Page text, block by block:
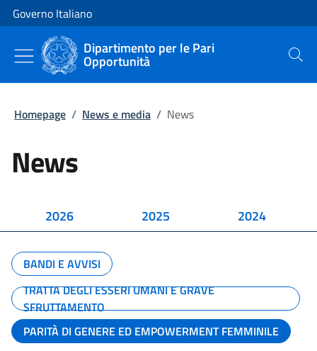
Vai al contenuto
Vai alla navigazione del sito
Governo Italiano
Dipartimento per le Pari
Opportunità Cerca
Homepage / News e media / News
News
2026 2025 2024
BANDI E AVVISI
TRATTA DEGLI ESSERI UMANI E GRAVE
SFRUTTAMENTO
PARITÀ DI GENERE ED EMPOWERMENT FEMMINILE